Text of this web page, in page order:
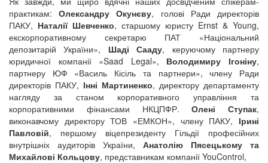
практикам:Олександру Окунєву, голові Ради директорів
ПАКУ, Наталії Шевченко, старшому юристу Ernst & Young,
екскорпоративному секретарю ПАТ «Національний
депозитарій України», Шаді Сааду, керуючому партнеру
юридичної компанії «Saad Legal», Володимиру Ігоніну,
партнеру ЮФ «Василь Кісіль та партнери», члену Ради
директорів ПАКУ, Інні Мартиненко, директору департаменту
нагляду за станом корпоративного управління та
корпоративними фінансами НКЦПФР.Олені Ступак,
виконавчому директору ТОВ «ЕМКОН», члену ПАКУ, Ірині
Павловій, першому віцепрезиденту Гільдії професійних
внутрішніх аудиторів України, Анатолію Пясецькому та
Михайлові Кольцову, представникам компанії YouControl,